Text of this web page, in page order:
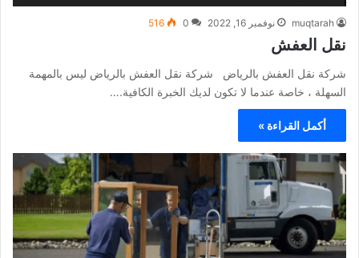
muqtarah نوفمبر 16, 2022 0
516
نقل العفش
شركة نقل العفش بالرياض شركة نقل العفش بالرياض ليس بالمهمة
السهلة ، خاصة عندما لا تكون لديك الخبرة الكافية.…
أكمل القراءة »